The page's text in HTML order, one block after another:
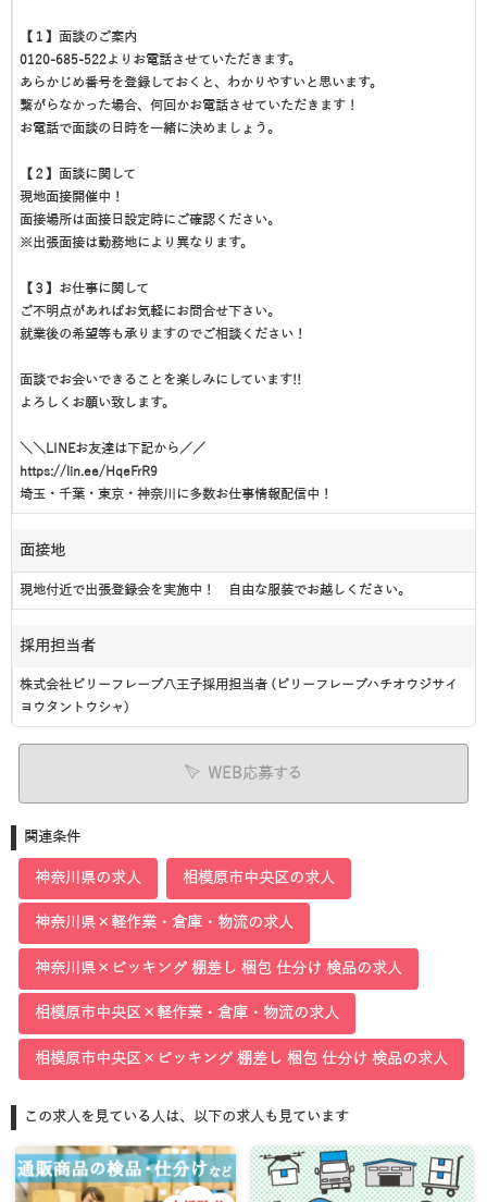
【１】面談のご案内
0120-685-522よりお電話させていただきます。
あらかじめ番号を登録しておくと、わかりやすいと思います。
繋がらなかった場合、何回かお電話させていただきます！
お電話で面談の日時を一緒に決めましょう。
【２】面談に関して
現地面接開催中！
面接場所は面接日設定時にご確認ください。
※出張面接は勤務地により異なります。
【３】お仕事に関して
ご不明点があればお気軽にお問合せ下さい。
就業後の希望等も承りますのでご相談ください！
面談でお会いできることを楽しみにしています!!
よろしくお願い致します。
＼＼LINEお友達は下記から／／
https://lin.ee/HqeFrR9
埼玉・千葉・東京・神奈川に多数お仕事情報配信中！
面接地
現地付近で出張登録会を実施中！ 自由な服装でお越しください。
採用担当者
株式会社ビリーフレーブ八王子採用担当者 (ビリーフレーブハチオウジサイ
ヨウタントウシャ)
WEB応募する
関連条件
神奈川県の求人 相模原市中央区の求人
神奈川県×軽作業・倉庫・物流の求人
神奈川県×ピッキング 棚差し 梱包 仕分け 検品の求人
相模原市中央区×軽作業・倉庫・物流の求人
相模原市中央区×ピッキング 棚差し 梱包 仕分け 検品の求人
この求人を見ている人は、以下の求人も見ています